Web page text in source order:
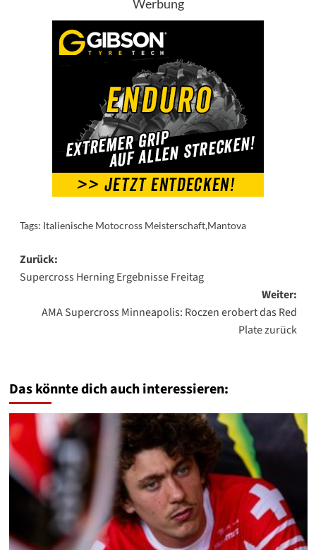
Werbung
Tags: Italienische Motocross Meisterschaft,Mantova
Beitragsnavigation
Zurück:
Supercross Herning Ergebnisse Freitag
Weiter:
AMA Supercross Minneapolis: Roczen erobert das Red
Plate zurück
Das könnte dich auch interessieren: